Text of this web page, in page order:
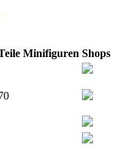
Minifiguren Shops